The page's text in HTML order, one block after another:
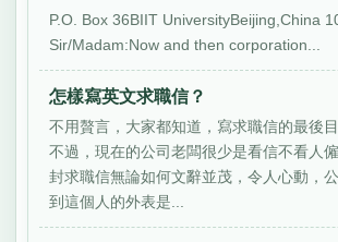
P.O. Box 36BIIT UniversityBeijing,China
Sir/Madam:Now and then corporation...
怎樣寫英文求職信？
不用贅言，大家都知道，寫求職信的最後
不過，現在的公司老闆很少是看信不看人
封求職信無論如何文辭並茂，令人心動，
到這個人的外表是...